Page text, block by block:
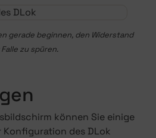
gerade beginnen, den Widerstand
zu spüren.
können Sie einige
Konfiguration des DLok